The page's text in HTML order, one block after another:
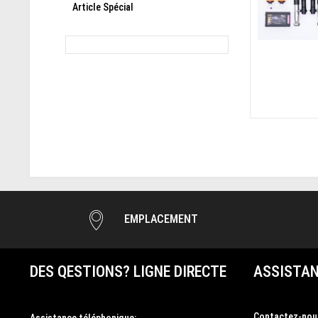
Article Spécial
EMPLACEMENT
DES QESTIONS? LIGNE DIRECTE